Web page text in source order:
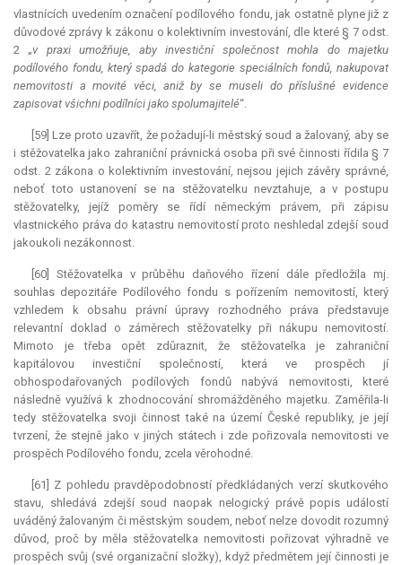
vlastnících uvedením označení podílového fondu, jak ostatně plyne již z
důvodové zprávy k zákonu o kolektivním investování, dle které § 7 odst.
2 „v praxi umožňuje, aby investiční společnost mohla do majetku
podílového fondu, který spadá do kategorie speciálních fondů, nakupovat
nemovitosti a movité věci, aniž by se museli do příslušné evidence
zapisovat všichni podílníci jako spolumajitelé“.
[59] Lze proto uzavřít, že požadují-li městský soud a žalovaný, aby se
i stěžovatelka jako zahraniční právnická osoba při své činnosti řídila § 7
odst. 2 zákona o kolektivním investování, nejsou jejich závěry správné,
neboť toto ustanovení se na stěžovatelku nevztahuje, a v postupu
stěžovatelky, jejíž poměry se řídí německým právem, při zápisu
vlastnického práva do katastru nemovitostí proto neshledal zdejší soud
jakoukoli nezákonnost.
[60] Stěžovatelka v průběhu daňového řízení dále předložila mj.
souhlas depozitáře Podílového fondu s pořízením nemovitostí, který
vzhledem k obsahu právní úpravy rozhodného práva představuje
relevantní doklad o záměrech stěžovatelky při nákupu nemovitostí.
Mimoto je třeba opět zdůraznit, že stěžovatelka je zahraniční
kapitálovou investiční společností, která ve prospěch jí
obhospodařovaných podílových fondů nabývá nemovitosti, které
následně využívá k zhodnocování shromážděného majetku. Zaměřila-li
tedy stěžovatelka svoji činnost také na území České republiky, je její
tvrzení, že stejně jako v jiných státech i zde pořizovala nemovitosti ve
prospěch Podílového fondu, zcela věrohodné.
[61] Z pohledu pravděpodobností předkládaných verzí skutkového
stavu, shledává zdejší soud naopak nelogický právě popis událostí
uváděný žalovaným či městským soudem, neboť nelze dovodit rozumný
důvod, proč by měla stěžovatelka nemovitosti pořizovat výhradně ve
prospěch svůj (své organizační složky), když předmětem její činnosti je